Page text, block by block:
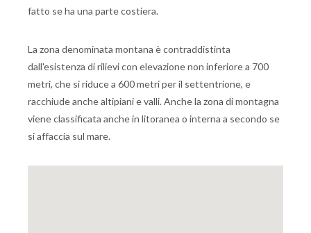
fatto se ha una parte costiera.
La zona denominata montana è contraddistinta
dall'esistenza di rilievi con elevazione non inferiore a 700
metri, che si riduce a 600 metri per il settentrione, e
racchiude anche altipiani e valli. Anche la zona di montagna
viene classificata anche in litoranea o interna a secondo se
si affaccia sul mare.